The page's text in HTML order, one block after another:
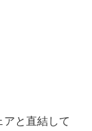
と直結して